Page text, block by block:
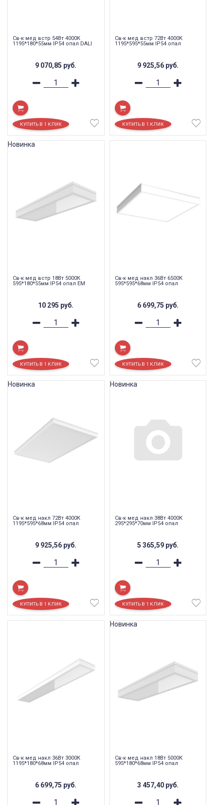
Св-к мед встр 54Вт 4000К
1195*180*55мм IP54 опал DALI
9 070,85 руб.
Св-к мед встр 72Вт 4000К
1195*595*55мм IP54 опал
9 925,56 руб.
Св-к мед встр 18Вт 5000К
595*180*55мм IP54 опал EM
10 295 руб.
Новинка
Св-к мед накл 36Вт 6500К
595*595*68мм IP54 опал
6 699,75 руб.
Св-к мед накл 72Вт 4000К
1195*595*68мм IP54 опал
9 925,56 руб.
Новинка
Св-к мед накл 38Вт 4000К
295*295*70мм IP54 опал
5 365,59 руб.
Новинка
Св-к мед накл 36Вт 3000К
1195*180*68мм IP54 опал
6 699,75 руб.
Св-к мед накл 18Вт 5000К
595*180*68мм IP54 опал
3 457,40 руб.
Новинка